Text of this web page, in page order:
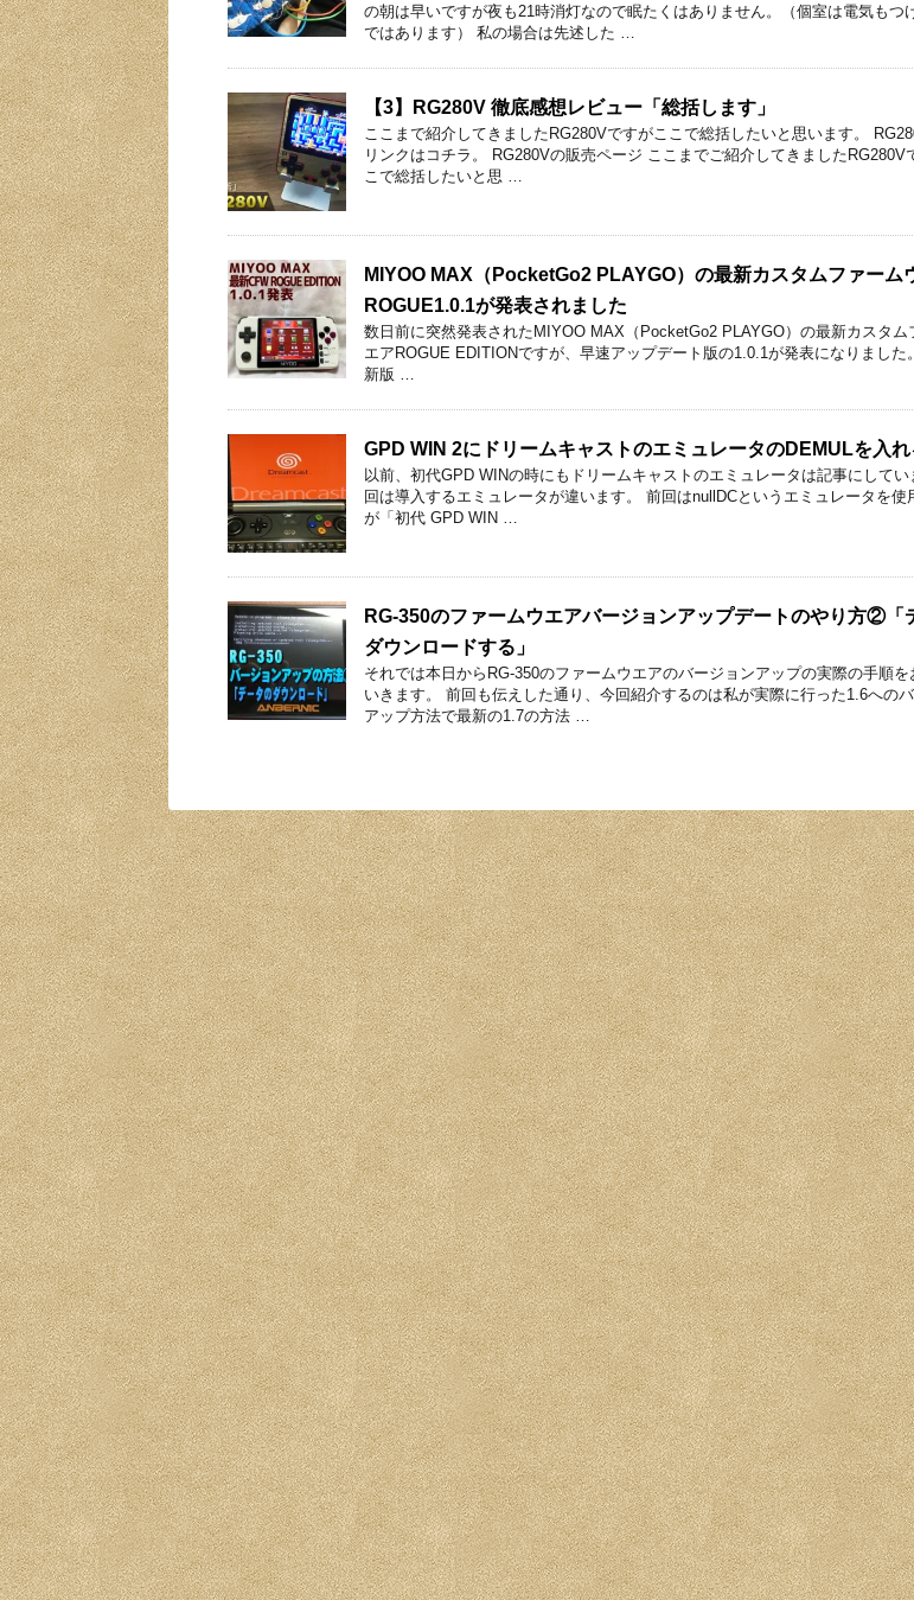
の朝は早いですが夜も21時消灯なので眠たくはありません。（個室は電気もつ
ではあります） 私の場合は先述した …
【3】RG280V 徹底感想レビュー「総括します」
ここまで紹介してきましたRG280Vですがここで総括したいと思います。
リンクはコチラ。 RG280Vの販売ページ ここまでご紹介してきましたRG280V
こで総括したいと思 …
MIYOO MAX（PocketGo2 PLAYGO）の最新カスタムファーム
ROGUE1.0.1が発表されました
数日前に突然発表されたMIYOO MAX（PocketGo2 PLAYGO）の最新カスタム
エアROGUE EDITIONですが、早速アップデート版の1.0.1が発表になりました
新版 …
GPD WIN 2にドリームキャストのエミュレータのDEMULを入
以前、初代GPD WINの時にもドリームキャストのエミュレータは記事にしてい
回は導入するエミュレータが違います。 前回はnullDCというエミュレータを使
が「初代 GPD WIN …
RG-350のファームウエアバージョンアップデートのやり方②「
ダウンロードする」
それでは本日からRG-350のファームウエアのバージョンアップの実際の手順を
いきます。 前回も伝えした通り、今回紹介するのは私が実際に行った1.6への
アップ方法で最新の1.7の方法 …